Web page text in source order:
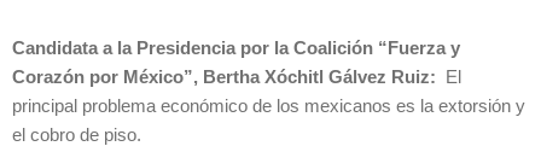
Candidata a la Presidencia por la Coalición “Fuerza y
Corazón por México”, Bertha Xóchitl Gálvez Ruiz:
El
principal problema económico de los mexicanos es la extorsión y
el cobro de piso.